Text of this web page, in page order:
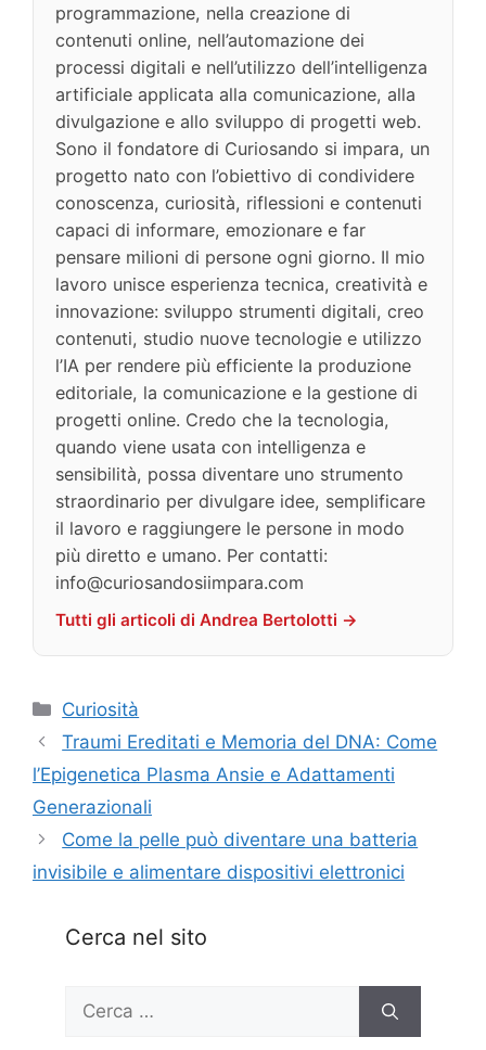
programmazione, nella creazione di
contenuti online, nell’automazione dei
processi digitali e nell’utilizzo dell’intelligenza
artificiale applicata alla comunicazione, alla
divulgazione e allo sviluppo di progetti web.
Sono il fondatore di Curiosando si impara, un
progetto nato con l’obiettivo di condividere
conoscenza, curiosità, riflessioni e contenuti
capaci di informare, emozionare e far
pensare milioni di persone ogni giorno. Il mio
lavoro unisce esperienza tecnica, creatività e
innovazione: sviluppo strumenti digitali, creo
contenuti, studio nuove tecnologie e utilizzo
l’IA per rendere più efficiente la produzione
editoriale, la comunicazione e la gestione di
progetti online. Credo che la tecnologia,
quando viene usata con intelligenza e
sensibilità, possa diventare uno strumento
straordinario per divulgare idee, semplificare
il lavoro e raggiungere le persone in modo
più diretto e umano. Per contatti:
info@curiosandosiimpara.com
Tutti gli articoli di Andrea Bertolotti →
Categorie
Curiosità
Traumi Ereditati e Memoria del DNA: Come
l’Epigenetica Plasma Ansie e Adattamenti
Generazionali
Come la pelle può diventare una batteria
invisibile e alimentare dispositivi elettronici
Cerca nel sito
Ricerca